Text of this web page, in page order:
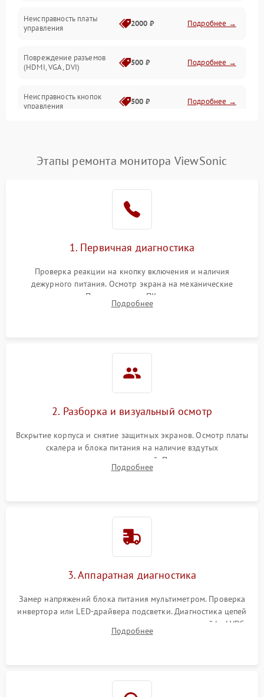
Неисправность платы
управления
2000 ₽ Подробнее →
Повреждение разъемов
(HDMI, VGA, DVI)
500 ₽ Подробнее →
Неисправность кнопок
управления
500 ₽ Подробнее →
Повреждение кабеля
1000 ₽
Поломка системы
автоматического
1000 ₽ Подробнее →
Неисправность системы
1000 ₽
защиты от замыкания
1000 ₽ Подробнее →
1000 ₽
Поломка системы защиты
Этапы ремонта монитора ViewSonic
1. Первичная диагностика
Проверка реакции на кнопку включения и наличия
дежурного питания. Осмотр экрана на механические
повреждения. Подключение к ПК для оценки вывода
изображения, работы подсветки и выявления артефактов на
Подробнее
2. Разборка и визуальный осмотр
Вскрытие корпуса и снятие защитных экранов. Осмотр платы
скалера и блока питания на наличие вздутых
конденсаторов, прогаров, окислений. Проверка надежности
контактов и целостности шлейфов матрицы.
Подробнее
3. Аппаратная диагностика
Замер напряжений блока питания мультиметром. Проверка
инвертора или LED-драйвера подсветки. Диагностика цепей
питания скалера и тестирование сигналов на шлейфе LVDS
Подробнее